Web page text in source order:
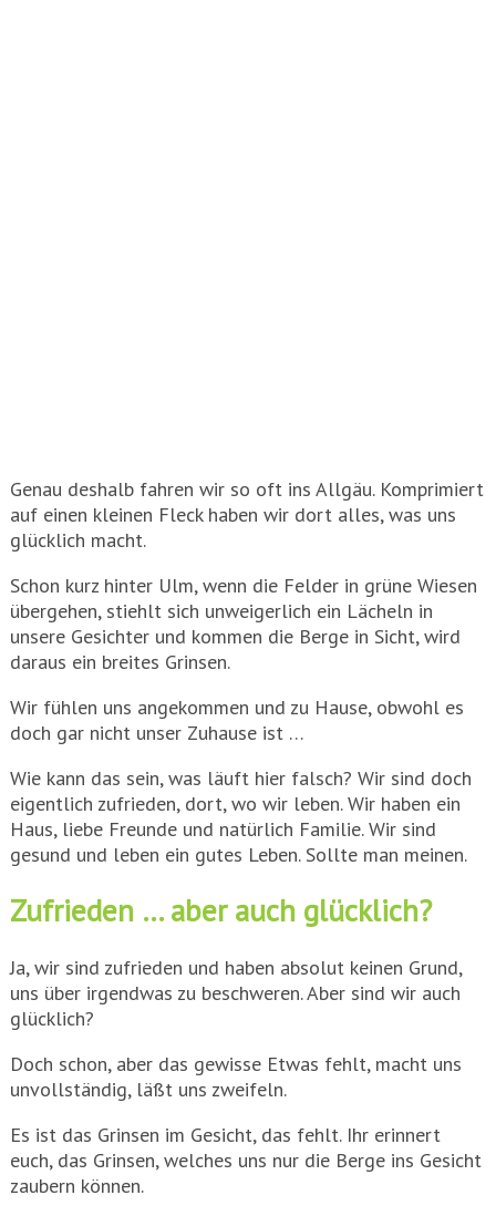
Genau deshalb fahren wir so oft ins Allgäu. Komprimiert
auf einen kleinen Fleck haben wir dort alles, was uns
glücklich macht.
Schon kurz hinter Ulm, wenn die Felder in grüne Wiesen
übergehen, stiehlt sich unweigerlich ein Lächeln in
unsere Gesichter und kommen die Berge in Sicht, wird
daraus ein breites Grinsen.
Wir fühlen uns angekommen und zu Hause, obwohl es
doch gar nicht unser Zuhause ist …
Wie kann das sein, was läuft hier falsch? Wir sind doch
eigentlich zufrieden, dort, wo wir leben. Wir haben ein
Haus, liebe Freunde und natürlich Familie. Wir sind
gesund und leben ein gutes Leben. Sollte man meinen.
Zufrieden … aber auch glücklich?
Ja, wir sind zufrieden und haben absolut keinen Grund,
uns über irgendwas zu beschweren. Aber sind wir auch
glücklich?
Doch schon, aber das gewisse Etwas fehlt, macht uns
unvollständig, läßt uns zweifeln.
Es ist das Grinsen im Gesicht, das fehlt. Ihr erinnert
euch, das Grinsen, welches uns nur die Berge ins Gesicht
zaubern können.